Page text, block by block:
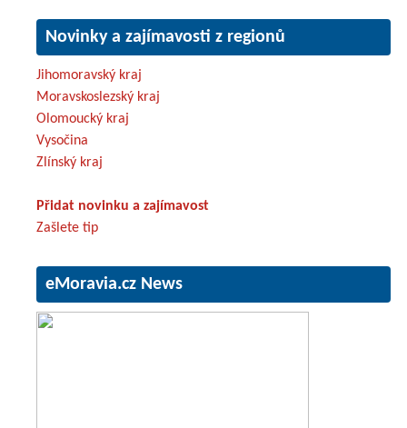
Novinky a zajímavosti z regionů
Jihomoravský kraj
Moravskoslezský kraj
Olomoucký kraj
Vysočina
Zlínský kraj
Přidat novinku a zajímavost
Zašlete tip
eMoravia.cz News